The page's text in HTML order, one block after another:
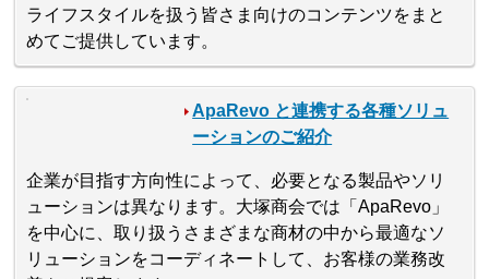
ライフスタイルを扱う皆さま向けのコンテンツをまと
めてご提供しています。
ApaRevo と連携する各種ソリュ
ーションのご紹介
企業が目指す方向性によって、必要となる製品やソリ
ューションは異なります。大塚商会では「ApaRevo」
を中心に、取り扱うさまざまな商材の中から最適なソ
リューションをコーディネートして、お客様の業務改